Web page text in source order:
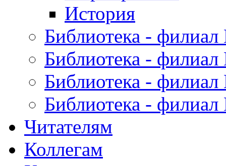
История
Библиотека -
Библиотека -
Библиотека -
Библиотека -
Читателям
Коллегам